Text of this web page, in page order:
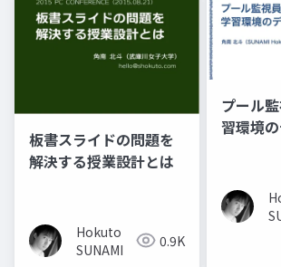
板書スライドの問題を
解決する授業設計とは
Hokuto
SUNAMI
0.9K
プール
習環境